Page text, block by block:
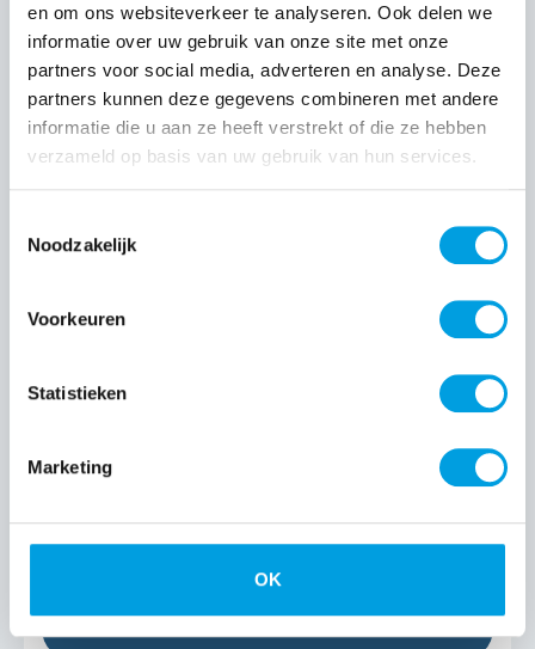
en om ons websiteverkeer te analyseren. Ook delen we
informatie over uw gebruik van onze site met onze
partners voor social media, adverteren en analyse. Deze
partners kunnen deze gegevens combineren met andere
informatie die u aan ze heeft verstrekt of die ze hebben
verzameld op basis van uw gebruik van hun services.
Noodzakelijk
Voorkeuren
Statistieken
Marketing
OK
Nieuw
initiatief:
instroomtraject
voor assistent-
monteurs in
Nieuwsarchief